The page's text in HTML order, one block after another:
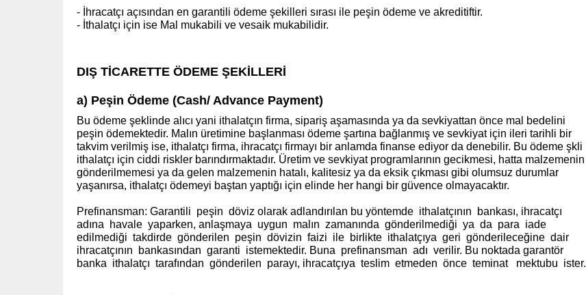
- İhracatçı açısından en garantili ödeme şekilleri sırası ile peşin ödeme ve akreditiftir.
- İthalatçı için ise Mal mukabili ve vesaik mukabilidir.
DIŞ TİCARETTE ÖDEME ŞEKİLLERİ
a) Peşin Ödeme (Cash/ Advance Payment)
Bu ödeme şeklinde alıcı yani ithalatçın firma, sipariş aşamasında ya da sevkiyattan önce mal bedelini
peşin ödemektedir. Malın üretimine başlanması ödeme şartına bağlanmış ve sevkiyat için ileri tarihli bir
takvim verilmiş ise, ithalatçı firma, ihracatçı firmayı bir anlamda finanse ediyor da denebilir. Bu ödeme şkli
ithalatçı için ciddi riskler barındırmaktadır. Üretim ve sevkiyat programlarının gecikmesi, hatta malzemenin
gönderilmemesi ya da gelen malzemenin hatalı, kalitesiz ya da eksik çıkması gibi olumsuz durumlar
yaşanırsa, ithalatçı ödemeyi baştan yaptığı için elinde her hangi bir güvence olmayacaktır.
Prefinansman: Garantili peşin döviz olarak adlandırılan bu yöntemde ithalatçının bankası, ihracatçı
adına havale yaparken, anlaşmaya uygun malın zamanında gönderilmediği ya da para iade
edilmediği takdirde gönderilen peşin dövizin faizi ile birlikte ithalatçıya geri gönderileceğine dair
ihracatçının bankasından garanti istemektedir. Buna prefinansman adı verilir. Bu noktada garantör
banka ithalatçı tarafından gönderilen parayı, ihracatçıya teslim etmeden önce teminat mektubu ister.